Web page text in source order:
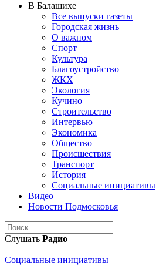
В Балашихе
Все выпуски газеты
Городская жизнь
О важном
Спорт
Культура
Благоустройство
ЖКХ
Экология
Кучино
Строительство
Интервью
Экономика
Общество
Происшествия
Транспорт
История
Социальные инициативы
Видео
Новости Подмосковья
Слушать Радио
Социальные инициативы